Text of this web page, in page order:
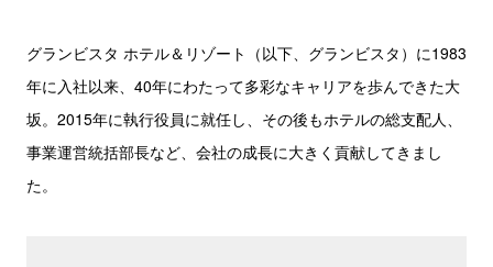
グランビスタ ホテル＆リゾート（以下、グランビスタ）に1983
年に入社以来、40年にわたって多彩なキャリアを歩んできた大
坂。2015年に執行役員に就任し、その後もホテルの総支配人、
事業運営統括部長など、会社の成長に大きく貢献してきまし
た。